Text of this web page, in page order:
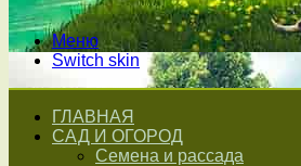
Меню
Switch skin
ГЛАВНАЯ
САД И ОГОРОД
Семена и рассада